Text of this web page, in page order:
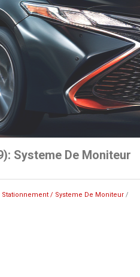
Systeme De Moniteur
Stationnement / Systeme De Moniteur/